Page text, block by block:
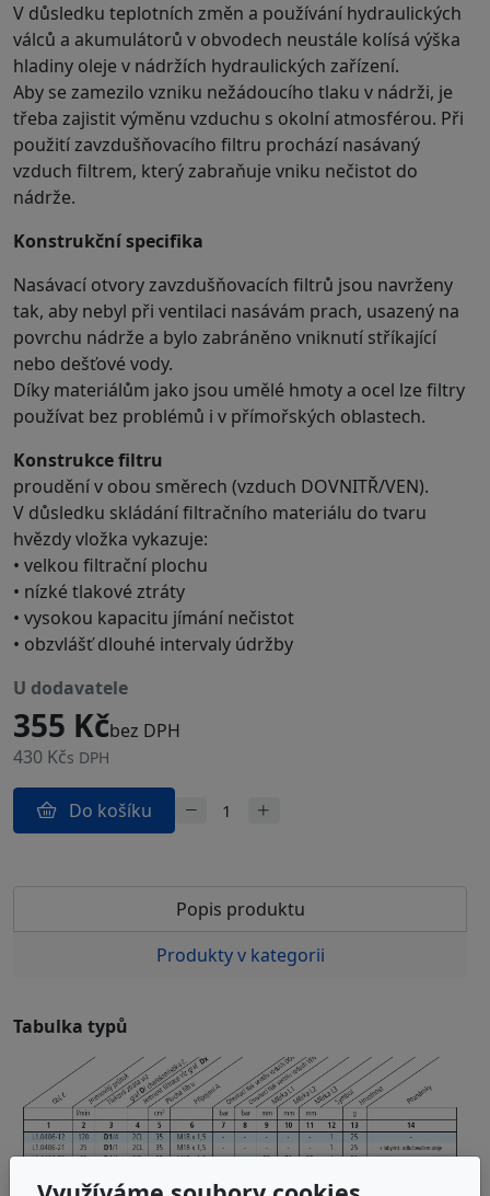
V důsledku teplotních změn a používání hydraulických
válců a akumulátorů v obvodech neustále kolísá výška
hladiny oleje v nádržích hydraulických zařízení.
Aby se zamezilo vzniku nežádoucího tlaku v nádrži, je
třeba zajistit výměnu vzduchu s okolní atmosférou. Při
použití zavzdušňovacího filtru prochází nasávaný
vzduch filtrem, který zabraňuje vniku nečistot do
nádrže.
Konstrukční specifika
Nasávací otvory zavzdušňovacích filtrů jsou navrženy
tak, aby nebyl při ventilaci nasávám prach, usazený na
povrchu nádrže a bylo zabráněno vniknutí stříkající
nebo dešťové vody.
Díky materiálům jako jsou umělé hmoty a ocel lze filtry
používat bez problémů i v přímořských oblastech.
Konstrukce filtru
proudění v obou směrech (vzduch DOVNITŘ/VEN).
V důsledku skládání filtračního materiálu do tvaru
hvězdy vložka vykazuje:
• velkou filtrační plochu
• nízké tlakové ztráty
• vysokou kapacitu jímání nečistot
• obzvlášť dlouhé intervaly údržby
u dodavatele
355 Kčbez DPH
430 Kčs DPH
Do košíku
Popis produktu
Produkty v kategorii
Tabulka typů